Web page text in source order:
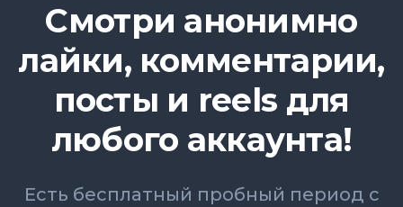
Смотри анонимно
лайки, комментарии,
посты и reels для
любого аккаунта!
Есть бесплатный пробный период с